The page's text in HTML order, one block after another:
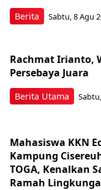
Berita Sabtu, 8 Agu
Berita Utama
Rachmat Irianto,
Persebaya Juara
Mahasiswa KKN
Kampung
TOGA, Kenalkan
Ramah